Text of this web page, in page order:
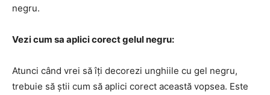
negru.
Vezi cum sa aplici corect gelul negru:
Atunci când vrei să îți decorezi unghiile cu gel negru,
trebuie să știi cum să aplici corect această vopsea. Este